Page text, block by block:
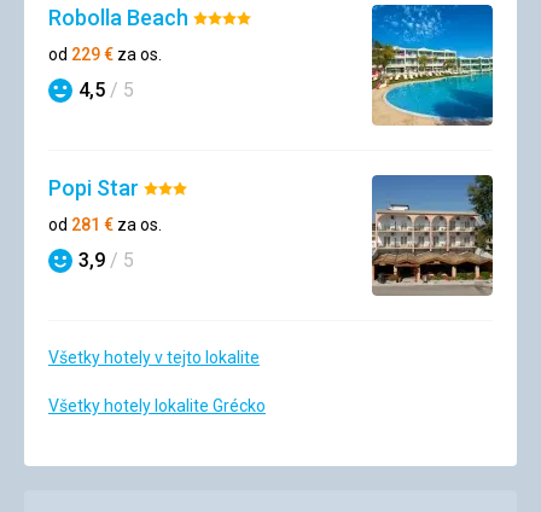
Robolla Beach Hodnotenie:
od 229€ za os.
Hodnotenie
4,5 / 5
Popi Star Hodnotenie:
3/5
od 281 € za os.
Hodnotenie
3,9 / 5
Všetky hotely v tejto lokalite
Všetky hotely lokalite Grécko